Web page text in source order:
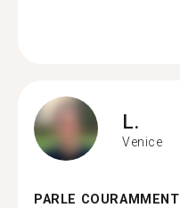
L.
Venice
PARLE COURAMMENT